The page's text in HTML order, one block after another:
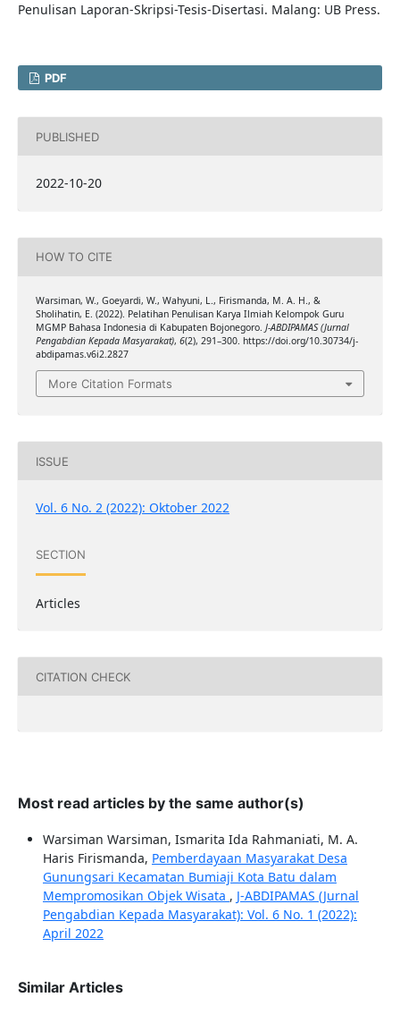
Penulisan Laporan-Skripsi-Tesis-Disertasi. Malang: UB Press.
PDF
PUBLISHED
2022-10-20
HOW TO CITE
Warsiman, W., Goeyardi, W., Wahyuni, L., Firismanda, M. A. H., &
Sholihatin, E. (2022). Pelatihan Penulisan Karya Ilmiah Kelompok Guru
MGMP Bahasa Indonesia di Kabupaten Bojonegoro. J-ABDIPAMAS (Jurnal
Pengabdian Kepada Masyarakat), 6(2), 291–300. https://doi.org/10.30734/j-
abdipamas.v6i2.2827
More Citation Formats
ISSUE
Vol. 6 No. 2 (2022): Oktober 2022
SECTION
Articles
CITATION CHECK
Most read articles by the same author(s)
Warsiman Warsiman, Ismarita Ida Rahmaniati, M. A.
Haris Firismanda, Pemberdayaan Masyarakat Desa
Gunungsari Kecamatan Bumiaji Kota Batu dalam
Mempromosikan Objek Wisata , J-ABDIPAMAS (Jurnal
Pengabdian Kepada Masyarakat): Vol. 6 No. 1 (2022):
April 2022
Similar Articles